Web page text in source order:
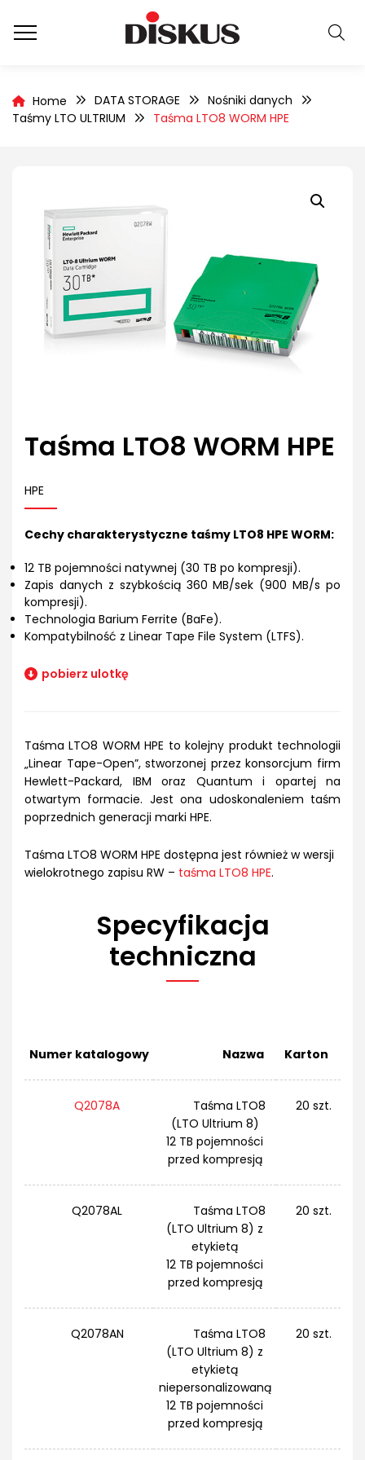
Home DATA STORAGE
Nośniki danych
Taśmy LTO ULTRIUM
Taśma LTO8 WORM HPE
Taśma LTO8 WORM HPE
HPE
Cechy charakterystyczne taśmy LTO8 HPE WORM:
12 TB pojemności natywnej (30 TB po kompresji).
Zapis danych z szybkością 360 MB/sek (900 MB/s po
kompresji).
Technologia Barium Ferrite (BaFe).
Kompatybilność z Linear Tape File System (LTFS).
pobierz ulotkę
Taśma LTO8 WORM HPE to kolejny produkt technologii
„Linear Tape-Open”, stworzonej przez konsorcjum firm
Hewlett-Packard, IBM oraz Quantum i opartej na
otwartym formacie. Jest ona udoskonaleniem taśm
poprzednich generacji marki HPE.
Taśma LTO8 WORM HPE dostępna jest również w wersji
wielokrotnego zapisu RW – taśma LTO8 HPE.
Specyfikacja
techniczna
Numer katalogowy Nazwa Karton
Q2078A
Taśma LTO8
(LTO Ultrium 8)
12 TB pojemności
przed kompresją
20 szt.
Q2078AL
Taśma LTO8
(LTO Ultrium 8) z
etykietą
12 TB pojemności
przed kompresją
20 szt.
Q2078AN
Taśma LTO8
(LTO Ultrium 8) z
etykietą
niepersonalizowaną
12 TB pojemności
przed kompresją
20 szt.